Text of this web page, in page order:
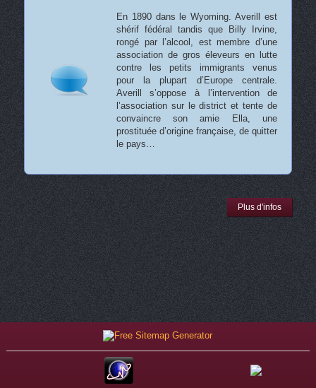
En 1890 dans le Wyoming. Averill est
shérif fédéral tandis que Billy Irvine,
rongé par l’alcool, est membre d’une
association de gros éleveurs en lutte
contre les petits immigrants venus
pour la plupart d’Europe centrale.
Averill s’oppose à l’intervention de
l’association sur le district et tente de
convaincre son amie Ella, une
prostituée d’origine française, de quitter
le pays…
Plus d'infos